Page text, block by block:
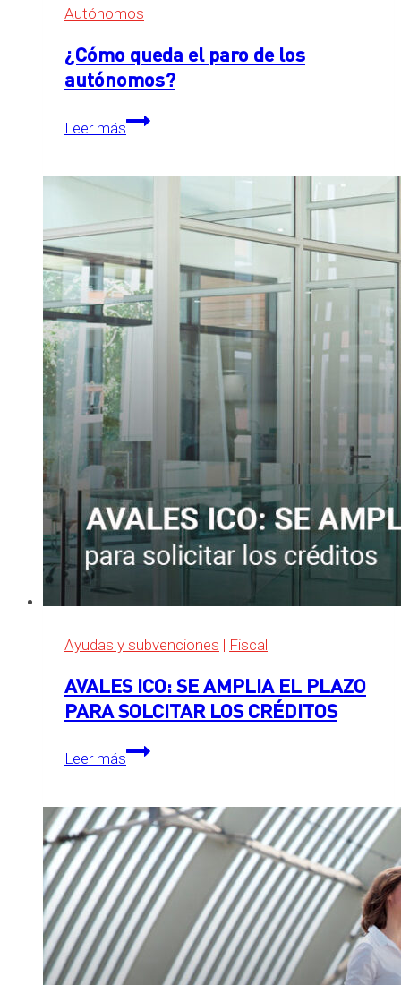
Autónomos
¿Cómo queda el paro de los
autónomos?
Leer más
¿Cómo
queda
los
Ayudas y subvenciones | Fiscal
AVALES ICO: SE AMPLIA EL PLAZO
PARA SOLCITAR LOS CRÉDITOS
Leer más
AVALES
ICO:
AMPLIA
EL
PLAZO
PARA
SOLCITAR
LOS
CRÉDITOS